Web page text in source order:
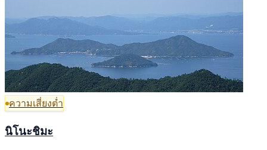
ความเสี่ยงต่ำ
นิโนะชิมะ